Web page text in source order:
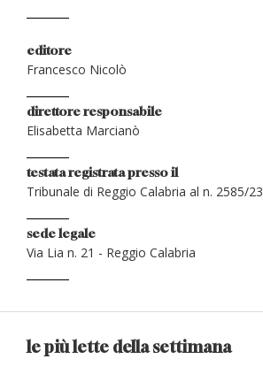
editore
Francesco Nicolò
direttore responsabile
Elisabetta Marcianò
testata registrata presso il
Tribunale di Reggio Calabria al n. 2585/23
sede legale
Via Lia n. 21 - Reggio Calabria
le più lette della settimana